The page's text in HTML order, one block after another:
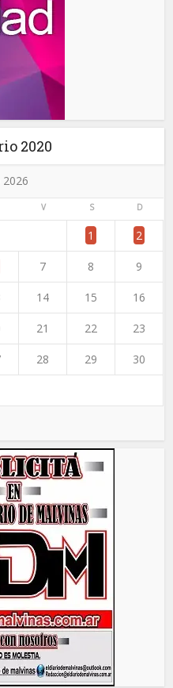
2020
V S D
1 2
7 8 9
14 15 16
21 22 23
28 29 30